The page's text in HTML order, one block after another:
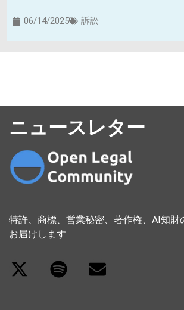
06/14/2025 訴訟
ニュースレター
特許、商標、営業秘密、著作権、AI知財
お届けします